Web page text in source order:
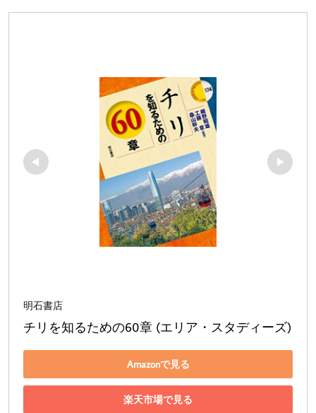
明石書店
チリを知るための60章 (エリア・スタディーズ)
Amazonで見る
楽天市場で見る